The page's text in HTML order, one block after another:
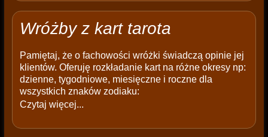
Wróżby z kart tarota
Pamiętaj, że o fachowości wróżki świadczą opinie jej
klientów. Oferuję rozkładanie kart na różne okresy np:
dzienne, tygodniowe, miesięczne i roczne dla
wszystkich znaków zodiaku:
Czytaj więcej...